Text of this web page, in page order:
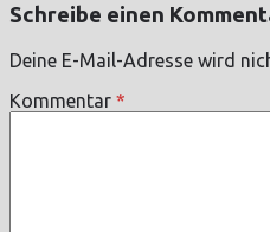
Schreibe einen
Deine E-Mail-Adresse wird
Kommentar *